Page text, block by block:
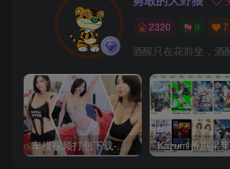
2320 9 7
酒醒只在花前坐，酒
车模视频打包下载-高清无水印版